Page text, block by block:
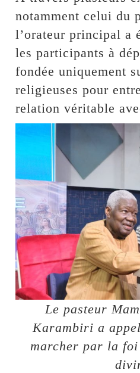
notamment celui du
l’orateur principal a
les participants à
fondée uniquement
religieuses pour
relation véritable
Le pasteur
Karambiri a
marcher par la